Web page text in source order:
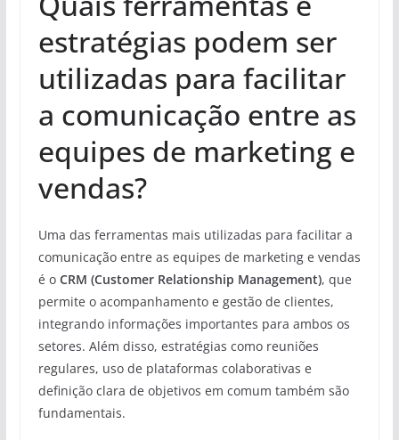
estratégias podem ser
utilizadas para facilitar
a comunicação entre as
equipes de marketing e
vendas?
Uma das ferramentas mais utilizadas para facilitar a
comunicação entre as equipes de marketing e vendas
é o CRM (Customer Relationship Management), que
permite o acompanhamento e gestão de clientes,
integrando informações importantes para ambos os
setores. Além disso, estratégias como reuniões
regulares, uso de plataformas colaborativas e
definição clara de objetivos em comum também são
fundamentais.